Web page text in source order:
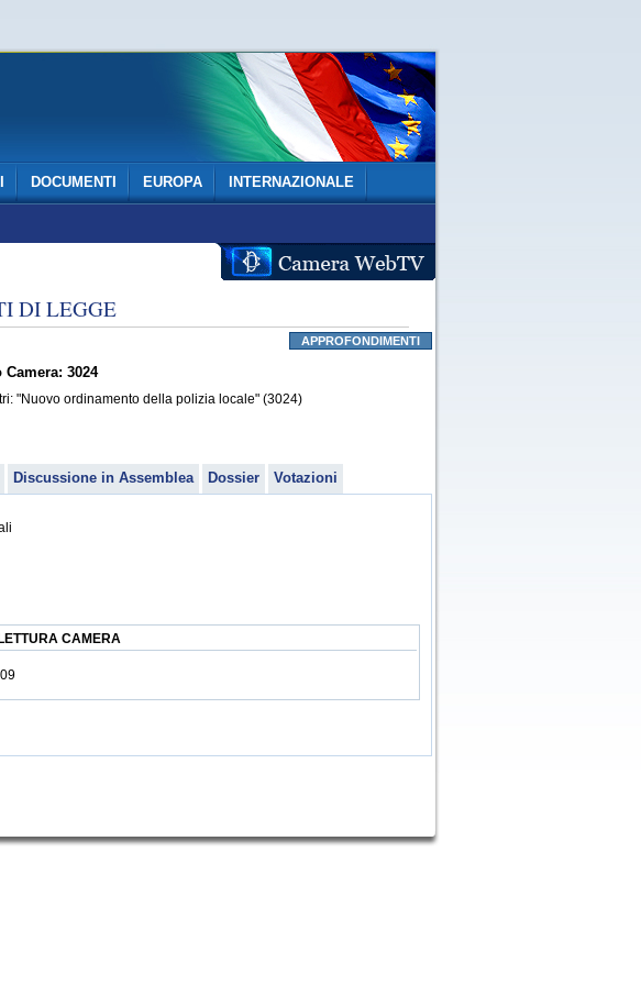
DOCUMENTI EUROPA INTERNAZIONALE
DI LEGGE
APPROFONDIMENTI
Camera: 3024
"Nuovo ordinamento della polizia locale" (3024)
Discussione in Assemblea Dossier Votazioni
CAMERA